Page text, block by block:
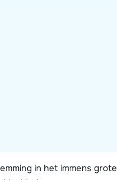
in het immens grote